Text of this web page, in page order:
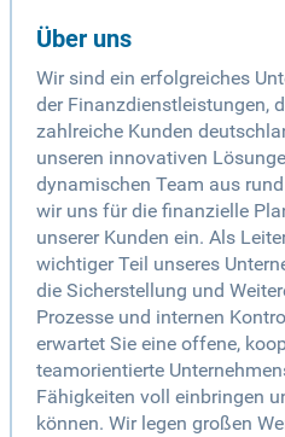
Über uns
Wir sind ein erfolgreiches
der Finanzdienstleistungen,
zahlreiche Kunden
unseren innovativen
dynamischen Team aus
wir uns für die finanzielle
unserer Kunden ein. Als
wichtiger Teil unseres
die Sicherstellung und
Prozesse und internen
erwartet Sie eine offene,
teamorientierte
Fähigkeiten voll einbringen
können. Wir legen großen